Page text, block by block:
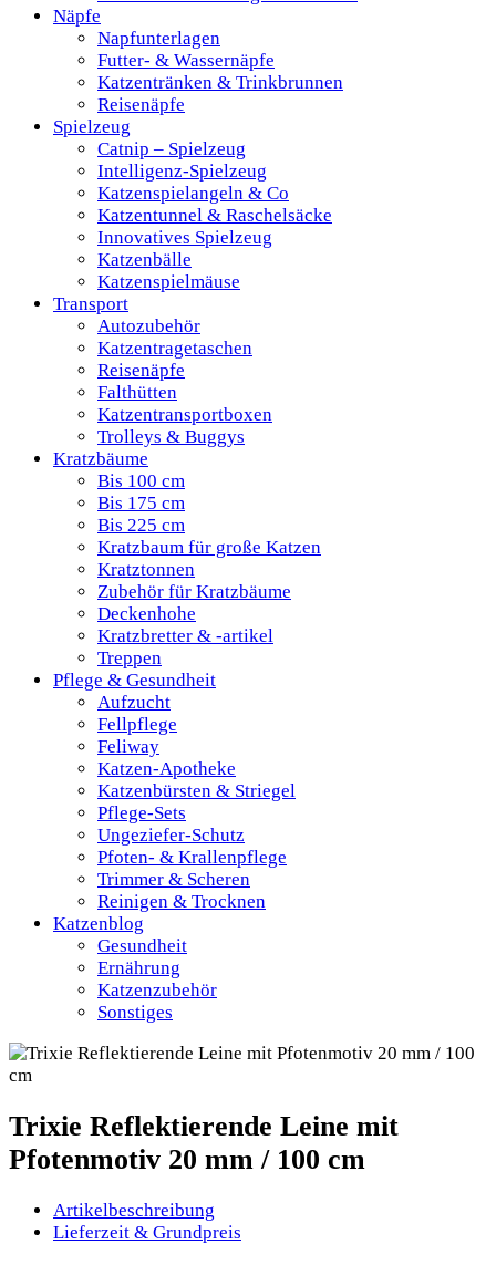
Näpfe
Napfunterlagen
Futter- & Wassernäpfe
Katzentränken & Trinkbrunnen
Reisenäpfe
Spielzeug
Catnip – Spielzeug
Intelligenz-Spielzeug
Katzenspielangeln & Co
Katzentunnel & Raschelsäcke
Innovatives Spielzeug
Katzenbälle
Katzenspielmäuse
Transport
Autozubehör
Katzentragetaschen
Reisenäpfe
Falthütten
Katzentransportboxen
Trolleys & Buggys
Kratzbäume
Bis 100 cm
Bis 175 cm
Bis 225 cm
Kratzbaum für große Katzen
Kratztonnen
Zubehör für Kratzbäume
Deckenhohe
Kratzbretter & -artikel
Treppen
Pflege & Gesundheit
Aufzucht
Fellpflege
Feliway
Katzen-Apotheke
Katzenbürsten & Striegel
Pflege-Sets
Ungeziefer-Schutz
Pfoten- & Krallenpflege
Trimmer & Scheren
Reinigen & Trocknen
Katzenblog
Gesundheit
Ernährung
Katzenzubehör
Sonstiges
Trixie Reflektierende Leine mit
Pfotenmotiv 20 mm / 100 cm
Artikelbeschreibung
Lieferzeit & Grundpreis